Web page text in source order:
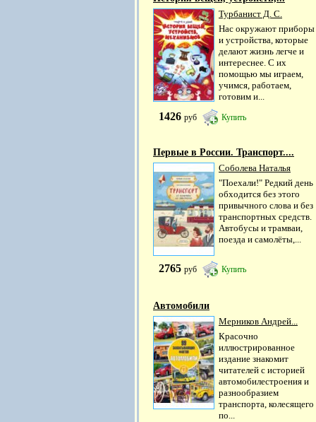
Турбанист Д. С.
Нас окружают приборы
и устройства, которые
делают жизнь легче и
интереснее. С их
помощью мы играем,
учимся, работаем,
готовим и...
1426 руб Купить
Первые в России. Транспорт....
Соболева Наталья
"Поехали!" Редкий день
обходится без этого
привычного слова и без
транспортных средств.
Автобусы и трамваи,
поезда и самолёты,...
2765 руб Купить
Автомобили
Мерников Андрей...
Красочно
иллюстрированное
издание знакомит
читателей с историей
автомобилестроения и
разнообразием
транспорта, колесящего
по...